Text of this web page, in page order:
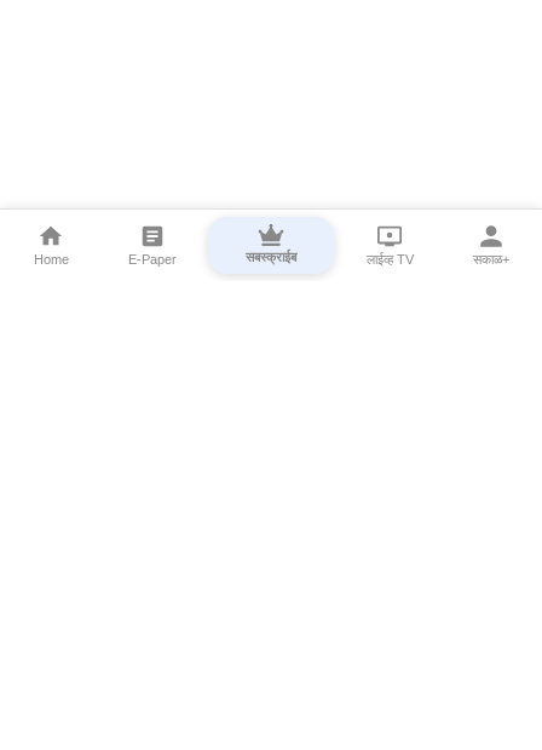
Home E-Paper सबस्क्राईब लाईव्ह TV सकाळ+